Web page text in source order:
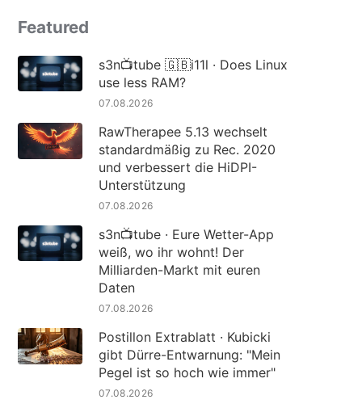
Featured
s3n📺tube 🇬🇧i11l · Does Linux
use less RAM?
07.08.2026
RawTherapee 5.13 wechselt
standardmäßig zu Rec. 2020
und verbessert die HiDPI-
Unterstützung
07.08.2026
s3n📺tube · Eure Wetter-App
weiß, wo ihr wohnt! Der
Milliarden-Markt mit euren
Daten
07.08.2026
Postillon Extrablatt · Kubicki
gibt Dürre-Entwarnung: "Mein
Pegel ist so hoch wie immer"
07.08.2026